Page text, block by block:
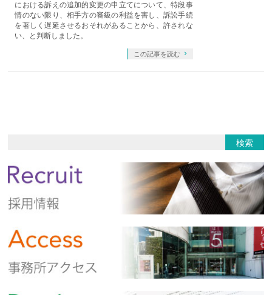
における訴えの追加的変更の申立てについて、特段事
情のない限り、相手方の審級の利益を害し、訴訟手続
を著しく遅延させるおそれがあることから、許されな
い、と判断しました。
この記事を読む